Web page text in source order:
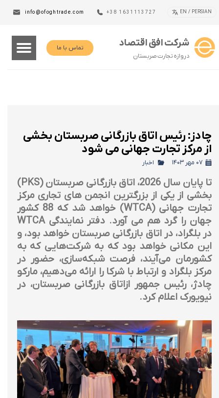
+38 1631113727
info@ofoghtrade.com
شرکت افق اقتصاد
دروازه تجارت صربستان
تماس با ما
EN / PERSIAN
چادز: رئیس اتاق بازرگانی صربستان بخشی
از مرکز تجارت جهانی می شود
۰۷ مهر ۱۴۰۳ اخبار
تا پایان سال 2026، اتاق بازرگانی صربستان (PKS)
بخشی از یکی از بزرگترین انجمن های تجاری مرکز
تجارت جهانی (WTCA) خواهد شد که 88 کشور
جهان را گرد هم می آورد. دفتر نمایندگی WTCA
در بلگراد، در اتاق بازرگانی صربستان خواهد بود، و
این مکانی خواهد بود که به شرکت‌هایی که به
کشورمان می‌آیند، فرصت شبکه‌سازی، حضور در
مرکز بلگراد و ارتباط با شرکا را ارائه می‌دهیم، مارکو
چادژ، رئیس جمهور ازاتاق بازرگانی صربستان، در
نیویورک اعلام کرد.